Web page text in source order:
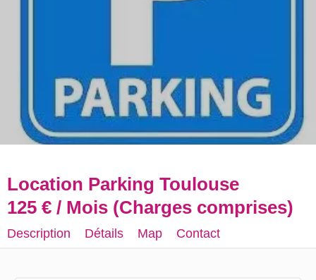
Location Parking Toulouse
125 € / Mois (Charges comprises)
Description Détails Map Contact